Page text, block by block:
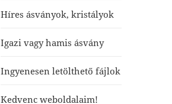
Híres ásványok, kristályok
Igazi vagy hamis ásvány
Ingyenesen letölthető fájlok
Kedvenc weboldalaim!